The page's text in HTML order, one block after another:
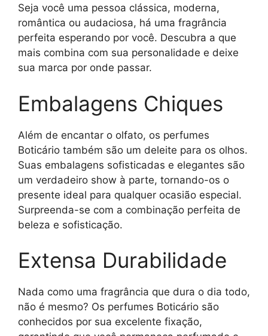
Seja você uma pessoa clássica, moderna,
romântica ou audaciosa, há uma fragrância
perfeita esperando por você. Descubra a que
mais combina com sua personalidade e deixe
sua marca por onde passar.
Embalagens Chiques
Além de encantar o olfato, os perfumes
Boticário também são um deleite para os olhos.
Suas embalagens sofisticadas e elegantes são
um verdadeiro show à parte, tornando-os o
presente ideal para qualquer ocasião especial.
Surpreenda-se com a combinação perfeita de
beleza e sofisticação.
Extensa Durabilidade
Nada como uma fragrância que dura o dia todo,
não é mesmo? Os perfumes Boticário são
conhecidos por sua excelente fixação,